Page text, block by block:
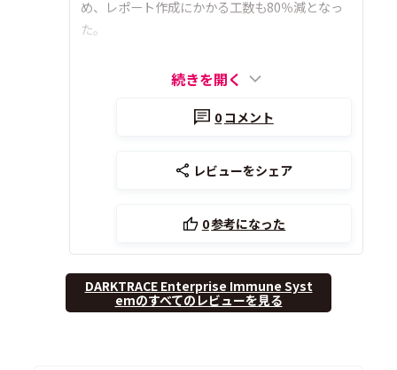
め、レポート作成にかかる工数も80％減となっ
た。
続きを開く
0 コメント
レビューをシェア
0参考になった
DARKTRACE Enterprise Immune Syst
emのすべてのレビューを見る